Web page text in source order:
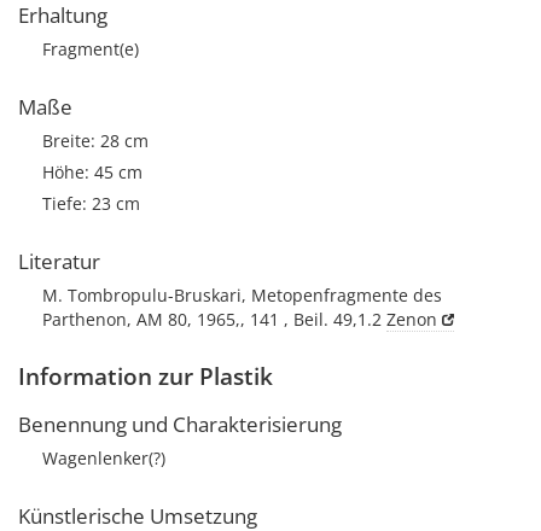
Erhaltung
Fragment(e)
Maße
Breite: 28 cm
Höhe: 45 cm
Tiefe: 23 cm
Literatur
M. Tombropulu-Bruskari, Metopenfragmente des
Parthenon, AM 80, 1965,, 141 , Beil. 49,1.2 Zenon
Information zur Plastik
Benennung und Charakterisierung
Wagenlenker(?)
Künstlerische Umsetzung